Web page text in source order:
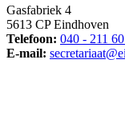
Gasfabriek 4
5613 CP Eindhoven
Telefoon: 040 - 211
E-mail: